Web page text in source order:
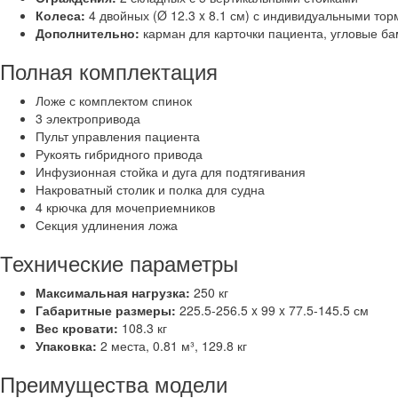
Колеса: 4 двойных (Ø 12.3 x 8.1 см) с индивидуальными
Дополнительно: карман для карточки пациента, угловые
Полная комплектация
Ложе с комплектом спинок
3 электропривода
Пульт управления пациента
Рукоять гибридного привода
Инфузионная стойка и дуга для подтягивания
Накроватный столик и полка для судна
4 крючка для мочеприемников
Секция удлинения ложа
Технические параметры
Максимальная нагрузка: 250 кг
Габаритные размеры: 225.5-256.5 x 99 x 77.5-145.5 см
Вес кровати: 108.3 кг
Упаковка: 2 места, 0.81 м³, 129.8 кг
Преимущества модели